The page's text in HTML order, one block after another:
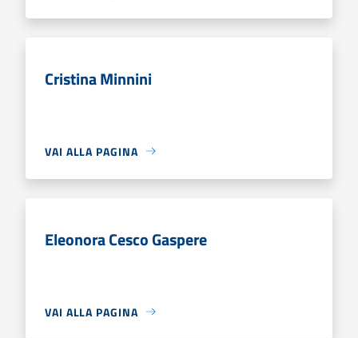
Cristina Minnini
VAI ALLA PAGINA
Eleonora Cesco Gaspere
VAI ALLA PAGINA